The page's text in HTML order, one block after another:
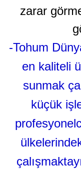
zarar
-Tohum
en kaliteli
sunmak
küçük